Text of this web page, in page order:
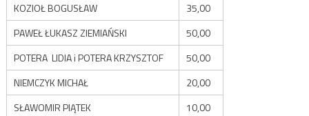
KOZIOŁ BOGUSŁAW
35,00
PAWEŁ ŁUKASZ ZIEMIAŃSKI
50,00
POTERA LIDIA i POTERA KRZYSZTOF
50,00
NIEMCZYK MICHAŁ
20,00
SŁAWOMIR PIĄTEK
10,00